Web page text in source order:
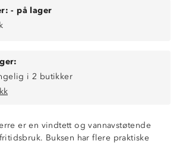
- på lager
i 2 butikker
er en vindtett og vannavstøtende
Buksen har flere praktiske